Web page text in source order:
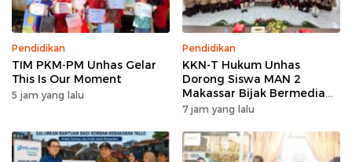
Pendidikan
TIM PKM-PM Unhas Gelar
This Is Our Moment
5 jam yang lalu
Pendidikan
KKN-T Hukum Unhas
Dorong Siswa MAN 2
Makassar Bijak Bermedia
Sosial
7 jam yang lalu